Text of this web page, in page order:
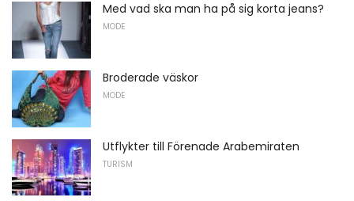
Med vad ska man ha på sig korta jeans?
MODE
Broderade väskor
MODE
Utflykter till Förenade Arabemiraten
TURISM